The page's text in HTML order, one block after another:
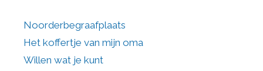
Noorderbegraafplaats
Het koffertje van mijn oma
Willen wat je kunt